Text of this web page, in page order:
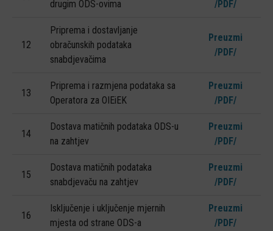
drugim ODS-ovima
/PDF/
12
Priprema i dostavljanje
obračunskih podataka
snabdjevačima
Preuzmi
/PDF/
13
Priprema i razmjena podataka sa
Operatora za OIEiEK
Preuzmi
/PDF/
14
Dostava matičnih podataka ODS-u
na zahtjev
Preuzmi
/PDF/
15
Dostava matičnih podataka
snabdjevaču na zahtjev
Preuzmi
/PDF/
16
Isključenje i uključenje mjernih
mjesta od strane ODS-a
Preuzmi
/PDF/